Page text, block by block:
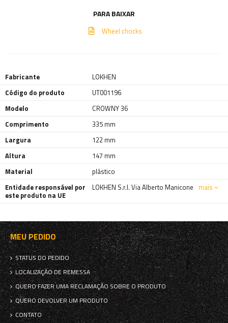
PARA BAIXAR
Wheel chocks
Fabricante
LOKHEN
Código do produto
UT001196
Modelo
CROWNY 36
Comprimento
335 mm
Largura
122 mm
Altura
147 mm
Material
plástico
Entidade responsável por
este produto na UE
LOKHEN S.r.l. Via Alberto Manicone mais
MEU PEDIDO
STATUS DO PEDIDO
LOCALIZAÇÃO DE REMESSA
QUERO FAZER UMA RECLAMAÇÃO SOBRE O PRODUTO
QUERO DEVOLVER UM PRODUTO
CONTATO